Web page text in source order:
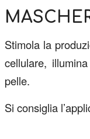
Stimola la
cellulare,
pelle.
Si consiglia